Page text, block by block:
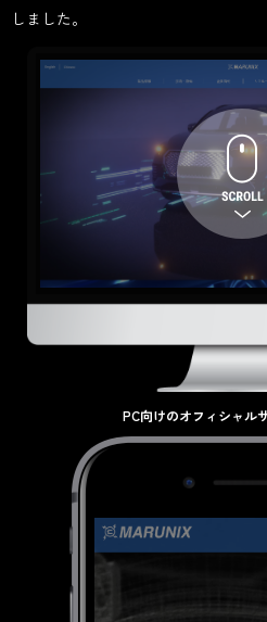
しました。
PC向けのオフィシャル